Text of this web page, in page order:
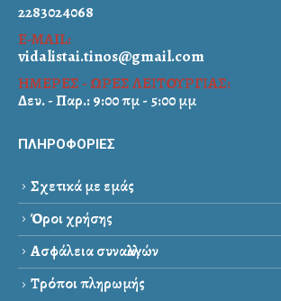
2283024068
E-MAIL:
vidalistai.tinos@gmail.com
ΗΜΕΡΕΣ - ΩΡΕΣ ΛΕΙΤΟΥΡΓΙΑΣ:
Δευ. - Παρ.: 9:00 πμ - 5:00 μμ
ΠΛΗΡΟΦΟΡΙΕΣ
Σχετικά με εμάς
Όροι χρήσης
Ασφάλεια συναλλαγών
Τρόποι πληρωμής